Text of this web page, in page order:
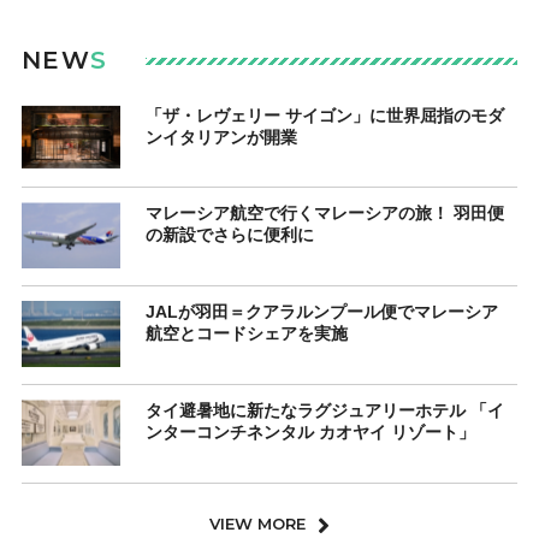
NEWS
「ザ・レヴェリー サイゴン」に世界屈指のモダ
ンイタリアンが開業
マレーシア航空で行くマレーシアの旅！ 羽田便
の新設でさらに便利に
JALが羽田＝クアラルンプール便でマレーシア
航空とコードシェアを実施
タイ避暑地に新たなラグジュアリーホテル 「イ
ンターコンチネンタル カオヤイ リゾート」
VIEW MORE